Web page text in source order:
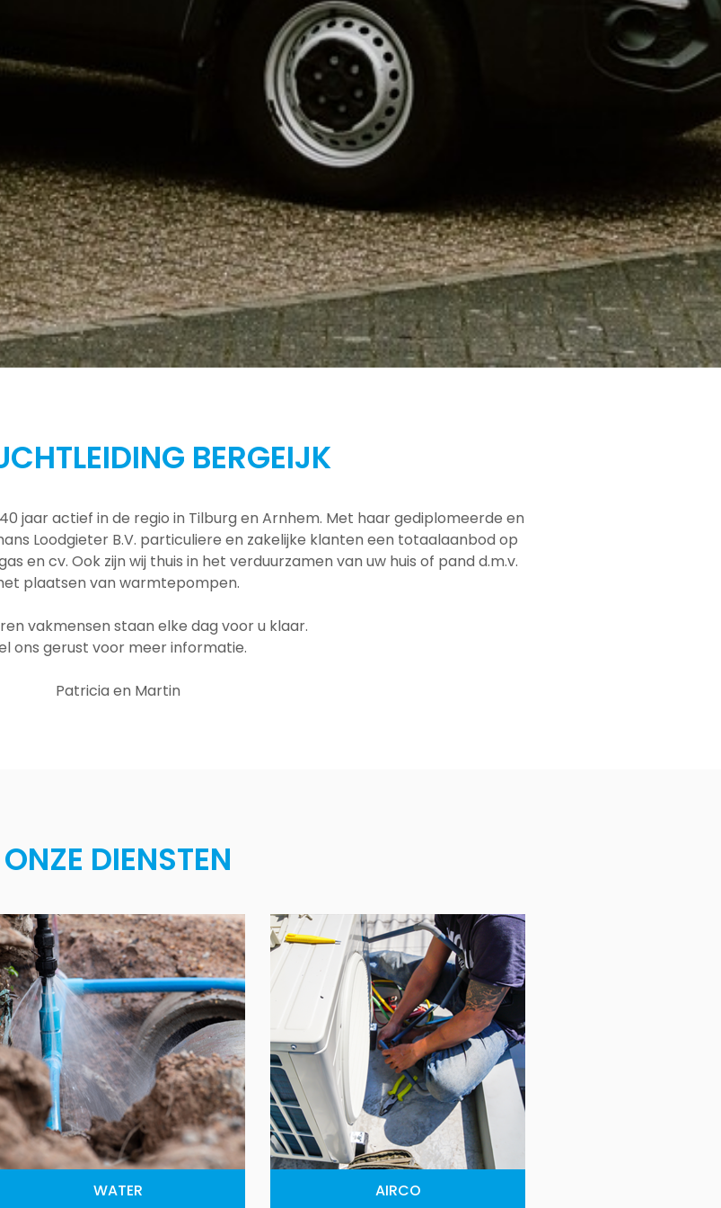
BERGEIJK
jaar actief in de regio in Tilburg en Arnhem. Met haar gediplomeerde en
Loodgieter B.V. particuliere en zakelijke klanten een totaalaanbod op
en cv. Ook zijn wij thuis in het verduurzamen van uw huis of pand d.m.v.
plaatsen van warmtepompen.
vakmensen staan elke dag voor u klaar.
ons gerust voor meer informatie.
Patricia en Martin
ONZE DIENSTEN
WATER AIRCO